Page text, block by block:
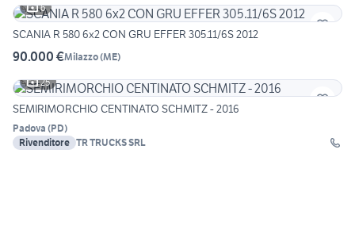
6
SCANIA R 580 6x2 CON GRU EFFER 305.11/6S 2012
90.000 €Milazzo(ME)
25
SEMIRIMORCHIO CENTINATO SCHMITZ - 2016
Padova (PD)
Rivenditore TR TRUCKS SRL